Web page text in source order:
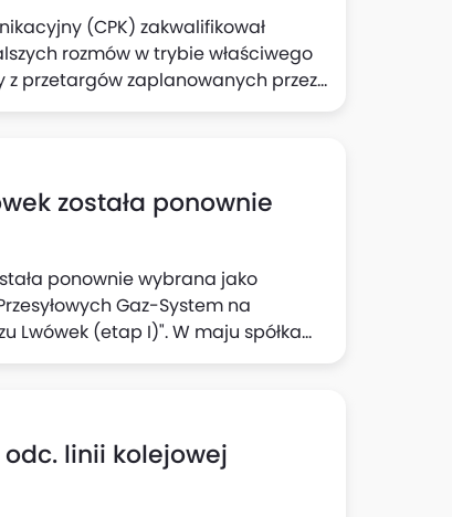
(CPK) zakwalifikował
rozmów w trybie właściwego
z przetargów zaplanowanych przez
5 mld zł.
została ponownie
ponownie wybrana jako
Gaz-System na
Lwówek (etap I)". W maju spółka
linii kolejowej